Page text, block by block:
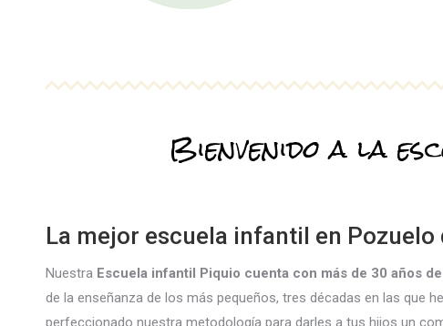
Bienvenido a la
La mejor escuela infantil en Pozuelo
Nuestra Escuela infantil Piquio cuenta con más de 30 años
de la enseñanza de los más pequeños, tres décadas en las que
perfeccionado nuestra metodología para darles a tus hijos un